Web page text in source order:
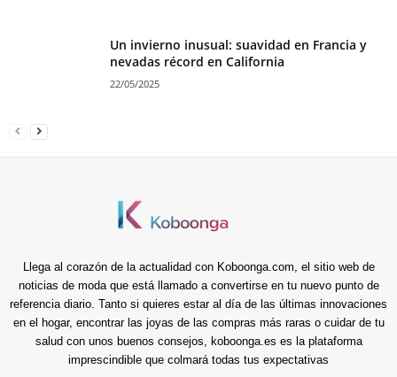
Un invierno inusual: suavidad en Francia y
nevadas récord en California
22/05/2025
Llega al corazón de la actualidad con Koboonga.com, el sitio web de
noticias de moda que está llamado a convertirse en tu nuevo punto de
referencia diario. Tanto si quieres estar al día de las últimas innovaciones
en el hogar, encontrar las joyas de las compras más raras o cuidar de tu
salud con unos buenos consejos, koboonga.es es la plataforma
imprescindible que colmará todas tus expectativas